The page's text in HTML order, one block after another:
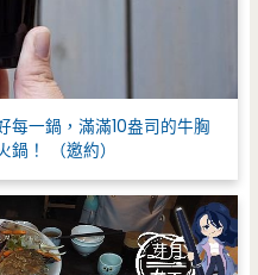
一鍋，滿滿10盎司的牛胸
！ （邀約）